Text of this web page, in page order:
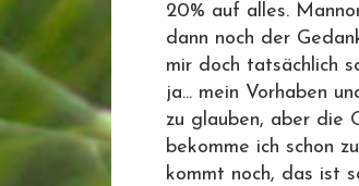
20% auf alles.
dann noch der
mir doch tatsächlich
ja... mein Vorhaben
zu glauben, aber die
bekomme ich schon
kommt noch, das ist